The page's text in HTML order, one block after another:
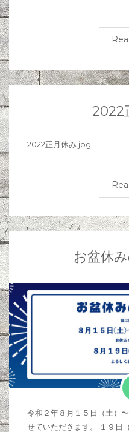
2022
2022正月休み.jpg
お盆休
令和２年８月１５日（土）
せていただきます。 １９日